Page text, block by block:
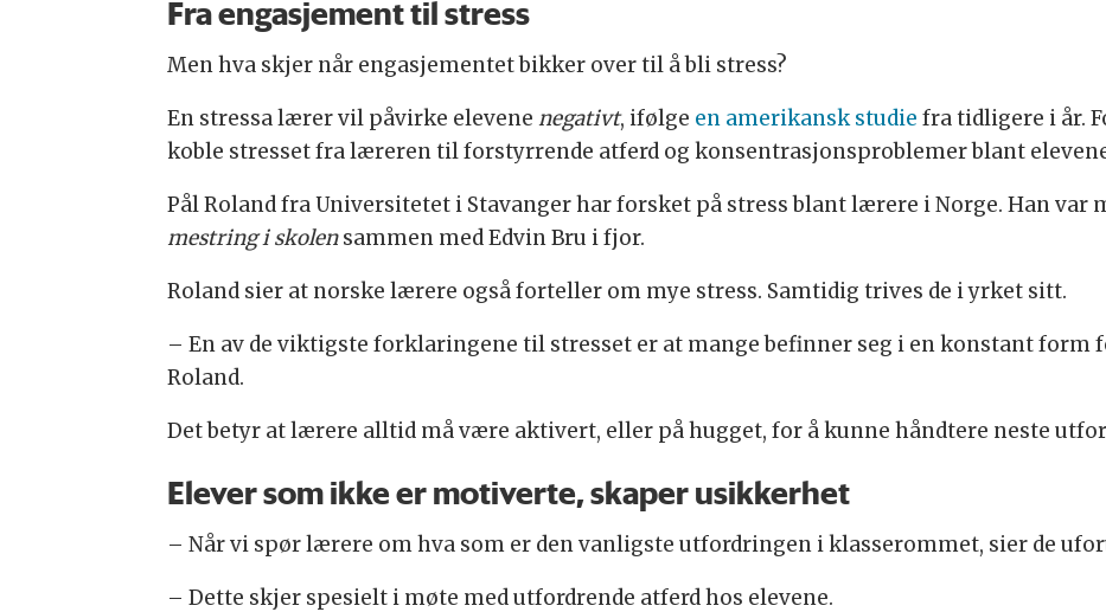
Fra engasjement til stress
Men hva skjer når engasjementet bikker over til å bli stress?
En stressa lærer vil påvirke elevene negativt, ifølge en amerikansk studie fra tidligere i år.
koble stresset fra læreren til forstyrrende atferd og konsentrasjonsproblemer blant
Pål Roland fra Universitetet i Stavanger har forsket på stress blant lærere i Norge. Han var
mestring i skolensammen med Edvin Bru i fjor.
Roland sier at norske lærere også forteller om mye stress. Samtidig trives de i yrket sitt.
– En av de viktigste forklaringene til stresset er at mange befinner seg i en konstant form
Roland.
Det betyr at lærere alltid må være aktivert, eller på hugget, for å kunne håndtere neste
Elever som ikke er motiverte, skaper usikkerhet
– Når vi spør lærere om hva som er den vanligste utfordringen i klasserommet, sier de
– Dette skjer spesielt i møte med utfordrende atferd hos elevene.